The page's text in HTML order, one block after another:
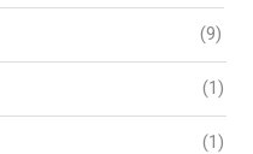
(9)
(1)
(1)